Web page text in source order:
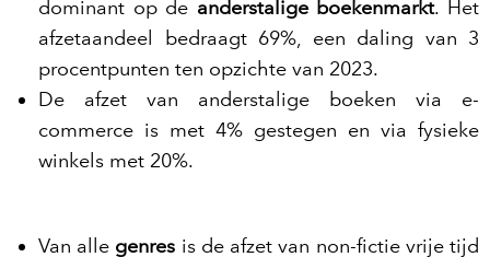
dominant op de anderstalige boekenmarkt. Het
afzetaandeel bedraagt 69%, een daling van 3
procentpunten ten opzichte van 2023.
De afzet van anderstalige boeken via e-
commerce is met 4% gestegen en via fysieke
winkels met 20%.
Van alle genres is de afzet van non-fictie vrije tijd